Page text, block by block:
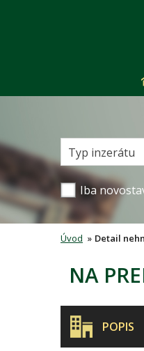
Typ inzerátu
Iba
Úvod » Detail
NA
POPIS